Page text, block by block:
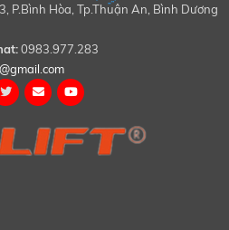
P.Bình Hòa, Tp.Thuận An, Bình Dương
0983.977.283